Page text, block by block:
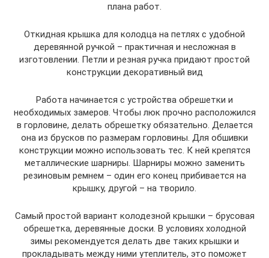
плана работ.
Откидная крышка для колодца на петлях с удобной
деревянной ручкой – практичная и несложная в
изготовлении. Петли и резная ручка придают простой
конструкции декоративный вид
Работа начинается с устройства обрешетки и
необходимых замеров. Чтобы люк прочно расположился
в горловине, делать обрешетку обязательно. Делается
она из брусков по размерам горловины. Для обшивки
конструкции можно использовать тес. К ней крепятся
металлические шарниры. Шарниры можно заменить
резиновым ремнем – один его конец прибивается на
крышку, другой – на творило.
Самый простой вариант колодезной крышки – брусовая
обрешетка, деревянные доски. В условиях холодной
зимы рекомендуется делать две таких крышки и
прокладывать между ними утеплитель, это поможет